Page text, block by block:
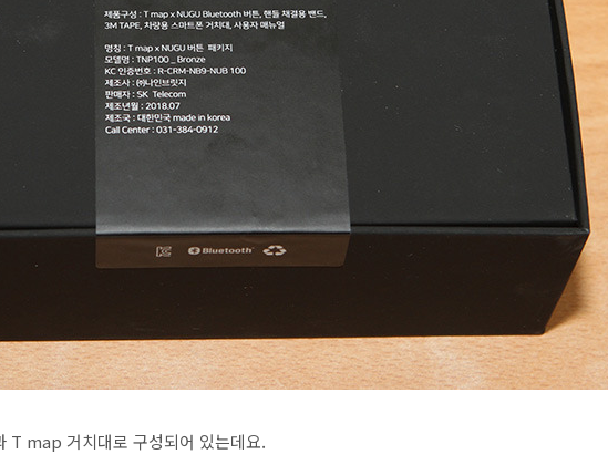
T map 거치대로 구성되어 있는데요.